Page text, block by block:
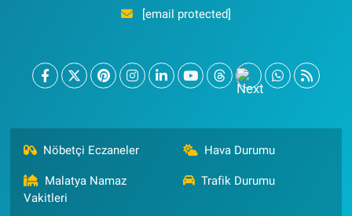
[email protected]
Nöbetçi Eczaneler Hava Durumu
Malatya Namaz
Vakitleri
Trafik Durumu